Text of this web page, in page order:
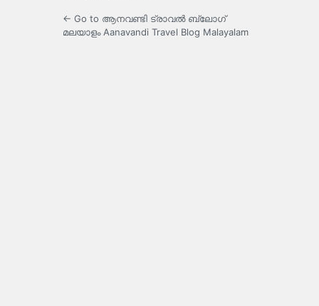
← Go to ആനവണ്ടി ട്രാവൽ ബ്ലോഗ്
മലയാളം Aanavandi Travel Blog Malayalam